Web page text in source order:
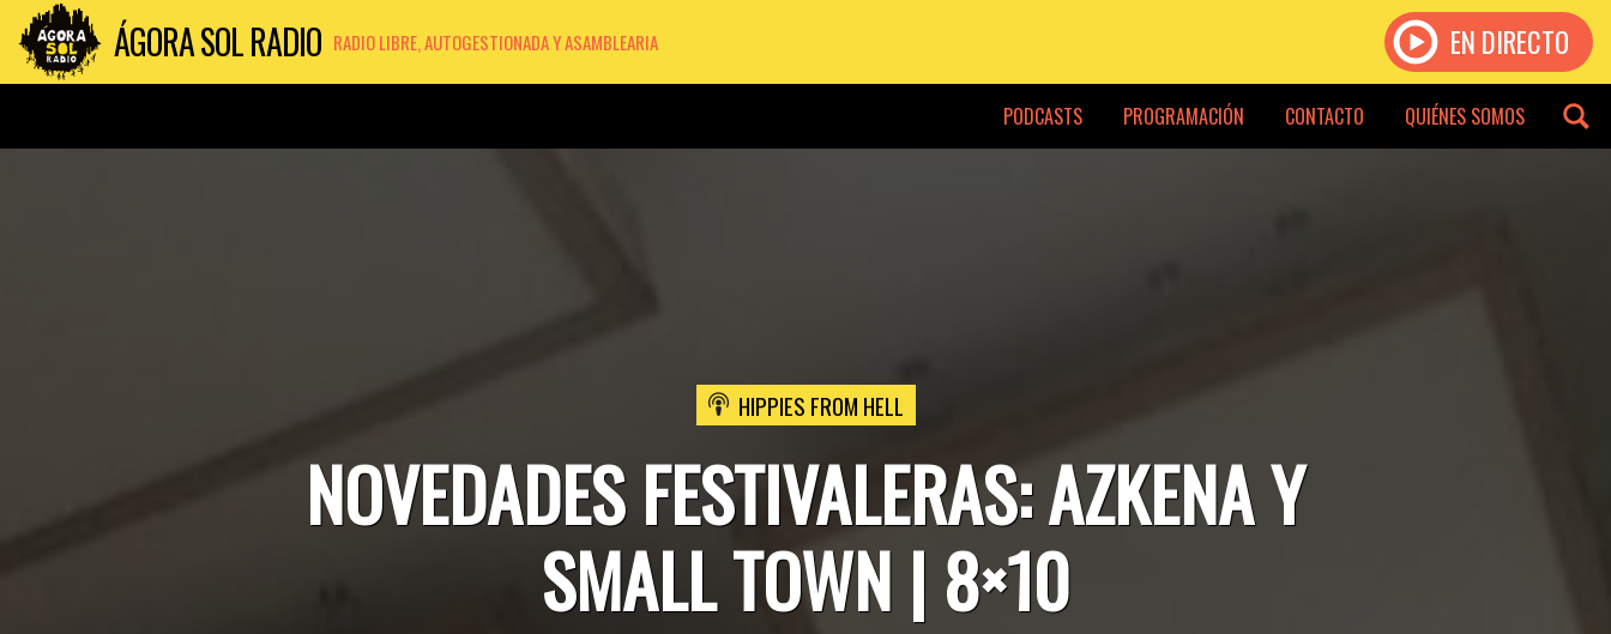
ÁGORA SOL RADIO RADIO LIBRE, AUTOGESTIONADA Y ASAMBLEARIA EN DIRECTO
PODCASTS PROGRAMACIÓN CONTACTO QUIÉNES SOMOS
HIPPIES FROM HELL
NOVEDADES FESTIVALERAS: AZKENA Y
SMALL TOWN | 8×10